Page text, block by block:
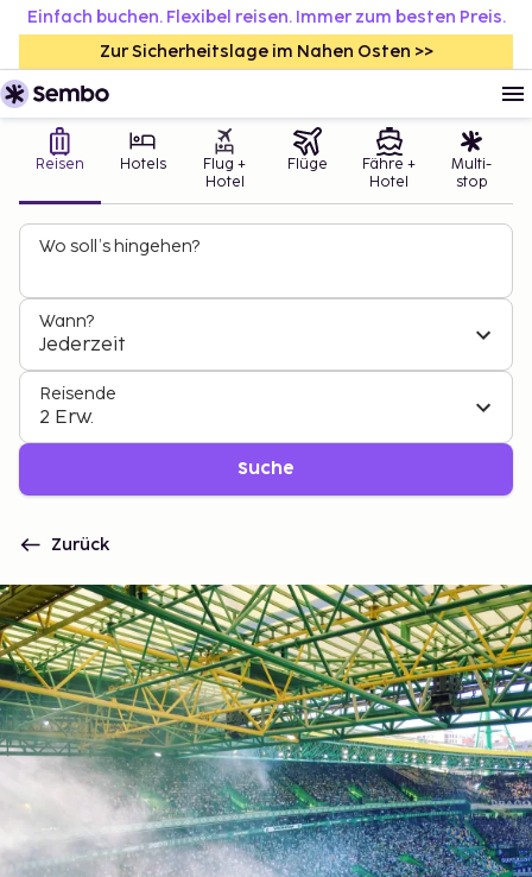
Einfach buchen. Flexibel reisen. Immer zum besten Preis.
Zur Sicherheitslage im Nahen Osten >>
Reisen Hotels
Flug +
Hotel
Flüge
Fähre +
Hotel
Multi-
stop
Wo soll’s hingehen?
Wann?
Jederzeit
Reisende
2 Erw.
Suche
Zurück